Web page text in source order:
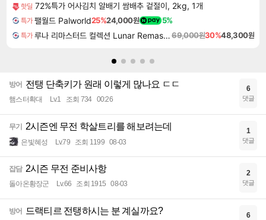
핫딜 72%특가 어사김치 알배기 쌈배추 겉절이, 2kg, 1개
특가 팰월드 Palworld25%24,000원 5%
특가 루나 리마스터드 컬렉션 Lunar Remastered Collection69,000원30%48,300원
방어 전탱 단축키가 원래 이렇게 많나요 ㄷㄷ
햄스터확대 Lv.1 조회 734 00:26
6
댓글
무기 2시즌엔 무전 학살트리를 해보려는데
은빛혜성 Lv.79 조회 1199 08-03
1
댓글
잡담 2시즌 무전 준비사항
돌아온황장군 Lv.66 조회 1915 08-03
2
댓글
방어 드랙티르 전탱하시는 분 계실까요? 6